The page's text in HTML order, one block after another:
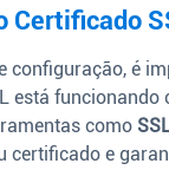
Certificado
configuração, é
está funcionando
como
certificado e